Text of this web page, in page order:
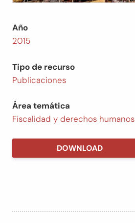
Año
2015
Tipo de recurso
Publicaciones
Área temática
Fiscalidad y derechos humanos
DOWNLOAD